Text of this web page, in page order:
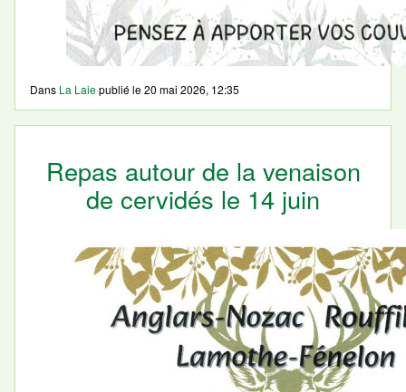
Dans La Laiepublié le20 mai 2026, 12:35
Repas autour de la venaison
de cervidés le 14 juin